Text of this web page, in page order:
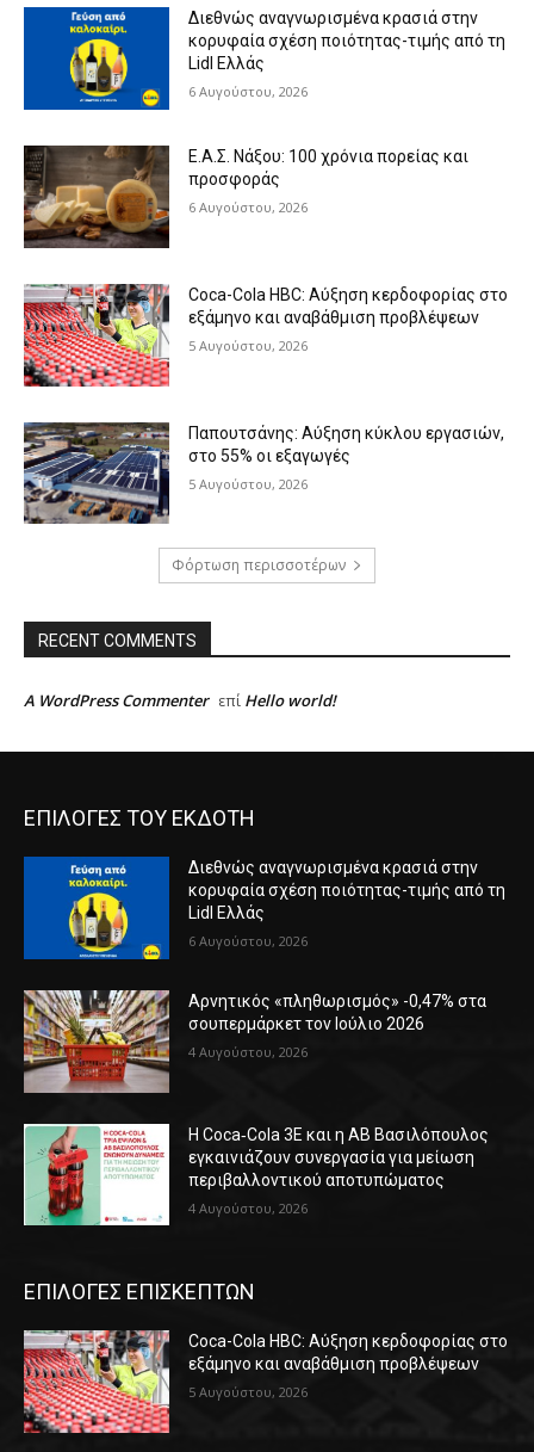
Διεθνώς αναγνωρισμένα κρασιά στην
κορυφαία σχέση ποιότητας-τιμής από τη
Lidl Ελλάς
6 Αυγούστου, 2026
Ε.Α.Σ. Νάξου: 100 χρόνια πορείας και
προσφοράς
6 Αυγούστου, 2026
Coca-Cola HBC: Αύξηση κερδοφορίας στο
εξάμηνο και αναβάθμιση προβλέψεων
5 Αυγούστου, 2026
Παπουτσάνης: Αύξηση κύκλου εργασιών,
στο 55% οι εξαγωγές
5 Αυγούστου, 2026
Φόρτωση περισσοτέρων
RECENT COMMENTS
A WordPress Commenter επί Hello world!
ΕΠΙΛΟΓΕΣ ΤΟΥ ΕΚΔΟΤΗ
Διεθνώς αναγνωρισμένα κρασιά στην
κορυφαία σχέση ποιότητας-τιμής από τη
Lidl Ελλάς
6 Αυγούστου, 2026
Αρνητικός «πληθωρισμός» -0,47% στα
σουπερμάρκετ τον Ιούλιο 2026
4 Αυγούστου, 2026
Η Coca‑Cola 3E και η ΑΒ Βασιλόπουλος
εγκαινιάζουν συνεργασία για μείωση
περιβαλλοντικού αποτυπώματος
4 Αυγούστου, 2026
ΕΠΙΛΟΓΕΣ ΕΠΙΣΚΕΠΤΩΝ
Coca-Cola HBC: Αύξηση κερδοφορίας στο
εξάμηνο και αναβάθμιση προβλέψεων
5 Αυγούστου, 2026